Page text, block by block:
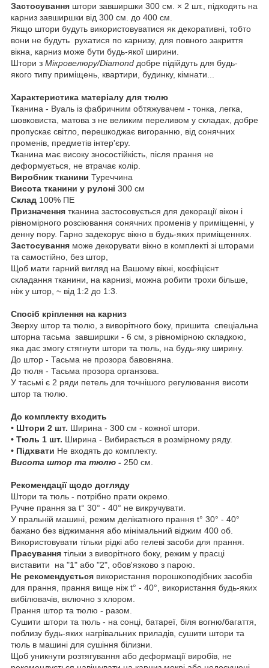
Застосування штори завширшки 300 см. × 2 шт., підходять на
карниз завширшки від 300 см. до 400 см.
Якщо штори будуть використовуватися як декоративні, тобто
вони не будуть рухатися по карнизу, для повного закриття
вікна, карниз може бути будь-якої ширини.
Штори з Мікровелюру/Diamond добре підійдуть для будь-
якого типу приміщень, квартири, будинку, кімнати...
Характеристика матеріалу для тюлю
Тканина - Вуаль із фабричним обтяжувачем - тонка, легка,
шовковиста, матова з не великим переливом у складах, добре
пропускає світло, перешкоджає вигоранню, від сонячних
променів, предметів інтер'єру.
Тканина має високу зносостійкість, після прання не
деформується, не втрачає колір.
Виробник тканини Туреччина
Висота тканини у рулоні 300 см
Склад 100% ПЕ
Призначення тканина застосовується для декорації вікон і
рівномірного розсіювання сонячних променів у приміщенні, у
денну пору. Гарно задекорує вікно в будь-яких приміщеннях.
Застосування може декорувати вікно в комплекті зі шторами
та самостійно, без штор,
Щоб мати гарний вигляд на Вашому вікні, коєфіцієнт
складання тканини, на карнизі, можна робити трохи більше,
ніж у штор, ~ від 1:2 до 1:3.
Спосіб кріплення на карниз
Зверху штор та тюлю, з виворітного боку, пришита спеціальна
шторна тасьма завширшки - 6 см, з рівномірною складкою,
яка дає змогу стягнути штори та тюль, на будь-яку ширину.
До штор - Тасьма не прозора бавовняна.
До тюля - Тасьма прозора органзова.
У тасьмі є 2 ряди петель для точнішого регулювання висоти
штор та тюлю.
До комплекту входить
• Штори 2 шт. Ширина - 300 см - кожної штори.
• Тюль 1 шт. Ширина - Вибирається в розмірному ряду.
• Підхвати Не входять до комплекту.
Висота штор та тюлю - 250 см.
Рекомендації щодо догляду
Штори та тюль - потрібно прати окремо.
Ручне прання за t° 30° - 40° не викручувати.
У пральній машині, режим делікатного прання t° 30° - 40°
бажано без віджимання або мінімальний віджим 400 об.
Використовувати тільки рідкі або гелеві засоби для прання.
Прасування тільки з виворітного боку, режим у прасці
виставити на "1" або "2", обов'язково з парою.
Не рекомендується використання порошкоподібних засобів
для прання, прання вище ніж t° - 40°, використання будь-яких
вибілювачів, включно з хлором.
Прання штор та тюлю - разом.
Сушити штори та тюль - на сонці, батареї, біля вогню/багаття,
поблизу будь-яких нагрівальних приладів, сушити штори та
тюль в машині для сушіння білизни.
Щоб уникнути розтягування або деформації виробів, не